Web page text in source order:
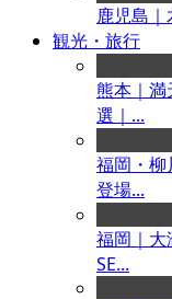
鹿児島
観光・旅行
熊本｜
選｜...
福岡・柳
登場...
福岡｜大
SE...